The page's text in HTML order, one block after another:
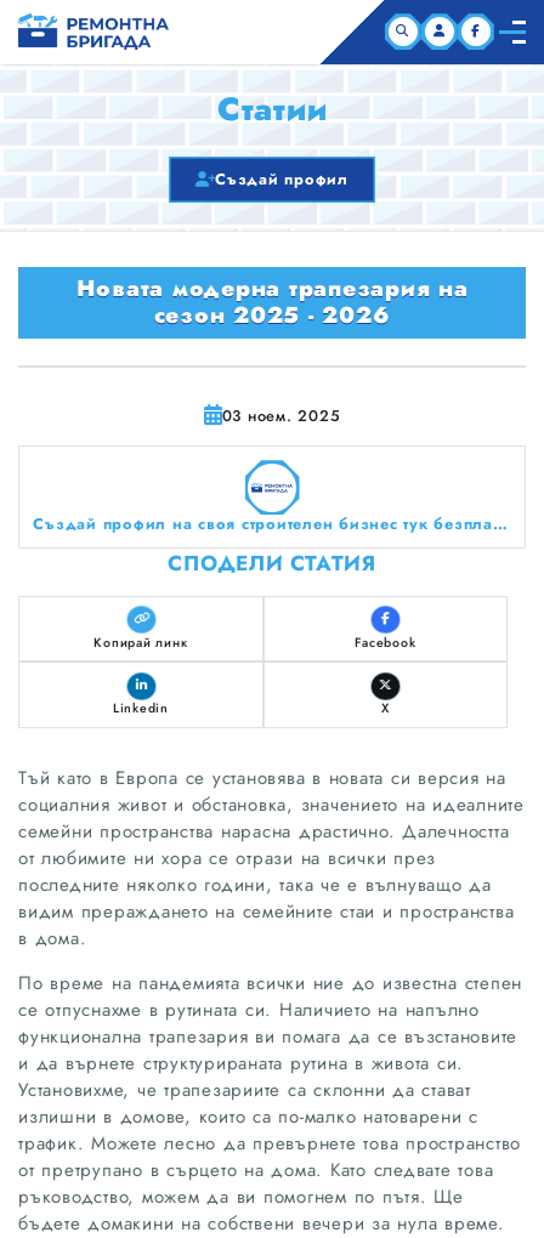
НАЧАЛО
КОМПАНИИ
ЗА НАС
Статии
Създай профил
Новата модерна трапезария на
сезон 2025 - 2026
03 ноем. 2025
Създай профил на своя строителен бизнес тук безплатно!
СПОДЕЛИ СТАТИЯ
Копирай линк Facebook
Linkedin X
Тъй като в Европа се установява в новата си версия на
социалния живот и обстановка, значението на идеалните
семейни пространства нарасна драстично. Далечността
от любимите ни хора се отрази на всички през
последните няколко години, така че е вълнуващо да
видим прераждането на семейните стаи и пространства
в дома.
По време на пандемията всички ние до известна степен
се отпуснахме в рутината си. Наличието на напълно
функционална трапезария ви помага да се възстановите
и да върнете структурираната рутина в живота си.
Установихме, че трапезариите са склонни да стават
излишни в домове, които са по-малко натоварени с
трафик. Можете лесно да превърнете това пространство
от претрупано в сърцето на дома. Като следвате това
ръководство, можем да ви помогнем по пътя. Ще
бъдете домакини на собствени вечери за нула време.